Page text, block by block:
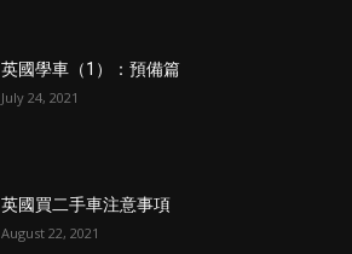
英國學車（1）：預備篇
July 24, 2021
英國買二手車注意事項
August 22, 2021